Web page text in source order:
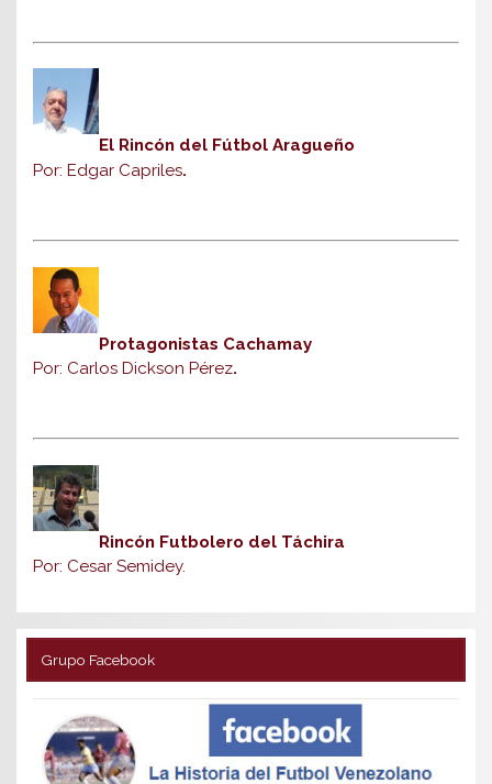
El Rincón del Fútbol Aragueño
Por: Edgar Capriles.
Protagonistas Cachamay
Por: Carlos Dickson Pérez.
Rincón Futbolero del Táchira
Por: Cesar Semidey.
Grupo Facebook